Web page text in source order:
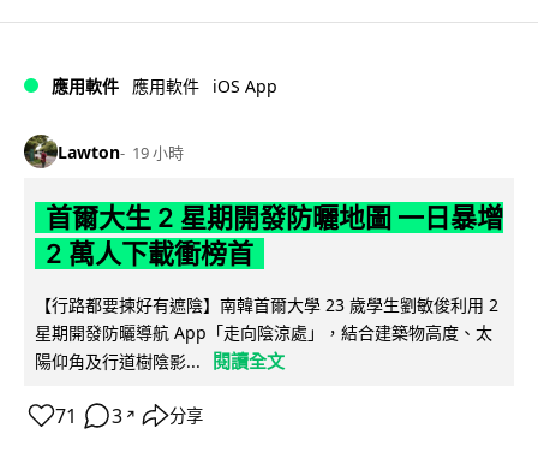
應用軟件 應用軟件 iOS App
Lawton 19 小時
首爾大生 2 星期開發防曬地圖 一日暴增
2 萬人下載衝榜首
【行路都要揀好有遮陰】南韓首爾大學 23 歲學生劉敏俊利用 2
星期開發防曬導航 App「走向陰涼處」，結合建築物高度、太
陽仰角及行道樹陰影...
閱讀全文
71 3 ↗ 分享